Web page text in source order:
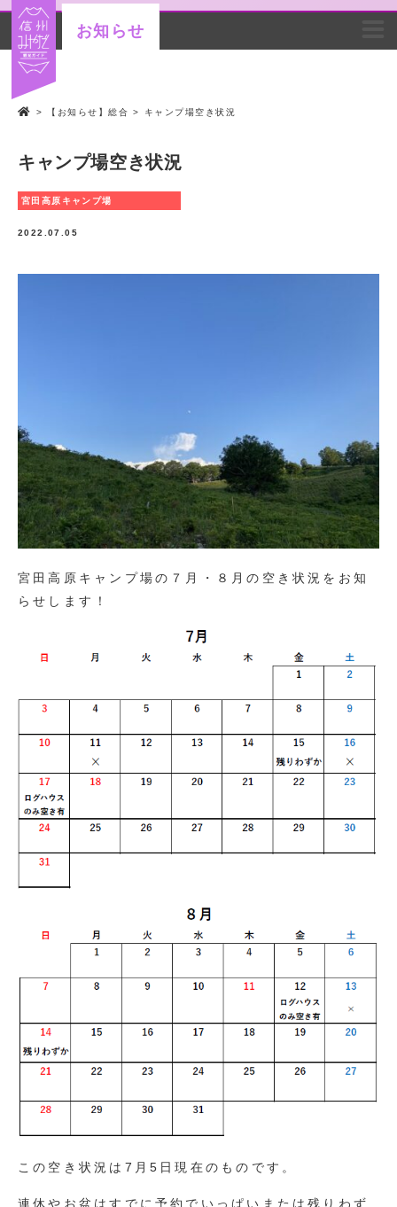
お知らせ
> 【お知らせ】総合 > キャンプ場空き状況
キャンプ場空き状況
宮田高原キャンプ場
2022.07.05
宮田高原キャンプ場の７月・８月の空き状況をお知
らせします！
この空き状況は7月5日現在のものです。
連休やお盆はすでに予約でいっぱいまたは残りわず